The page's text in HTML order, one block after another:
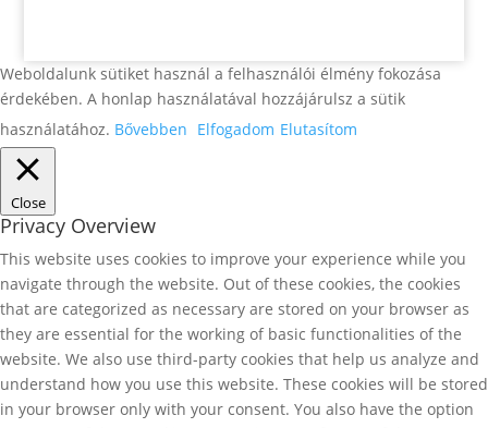
Weboldalunk sütiket használ a felhasználói élmény fokozása
érdekében. A honlap használatával hozzájárulsz a sütik
használatához. Bővebben Elfogadom Elutasítom
Close
Privacy Overview
This website uses cookies to improve your experience while you
navigate through the website. Out of these cookies, the cookies
that are categorized as necessary are stored on your browser as
they are essential for the working of basic functionalities of the
website. We also use third-party cookies that help us analyze and
understand how you use this website. These cookies will be stored
in your browser only with your consent. You also have the option